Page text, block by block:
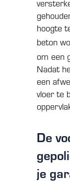
hoogte
beton
om een
Nadat
een
vloer te
De
je